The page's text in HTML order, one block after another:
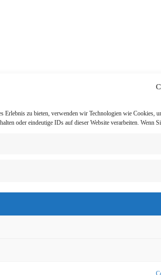
Erlebnis zu bieten, verwenden wir Technologien wie Cookies,
oder eindeutige IDs auf dieser Website verarbeiten.